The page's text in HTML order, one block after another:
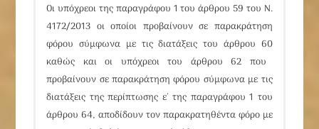
Οι υπόχρεοι της παραγράφου 1 τουάρθρου 59 του Ν.
4172/2013 οι οποίοι προβαίνουν σε παρακράτηση
φόρου σύμφωνα με τις διατάξεις του άρθρου 60
καθώς και οι υπόχρεοι του άρθρου 62 που
προβαίνουν σε παρακράτηση φόρου σύμφωνα με τις
διατάξεις της περίπτωσης ε΄ της παραγράφου 1 του
άρθρου 64,αποδίδουν τον παρακρατηθέντα φόρο με